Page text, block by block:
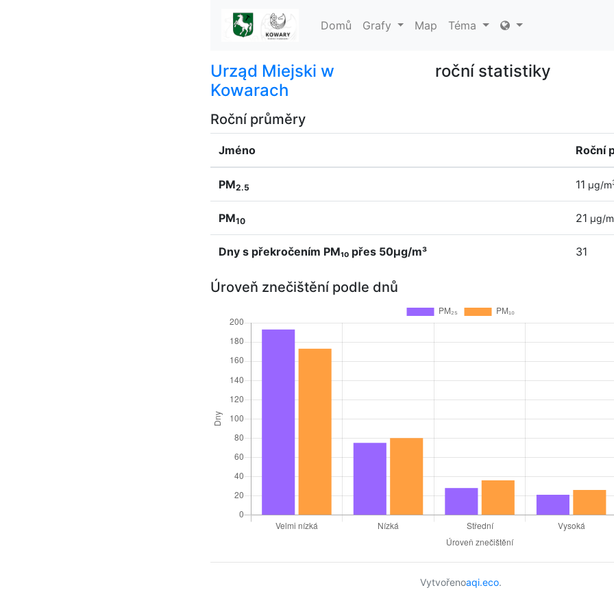
Domů Grafy Map Téma
Urząd Miejski w
Kowarach
roční statistiky
Roční průměry
Jméno Roční
PM2.5 11 µg/m
PM10 21 µg/m
Dny s překročením PM₁₀ přes 50µg/m³ 31
Úroveň znečištění podle dnů
Vytvořenoaqi.eco.